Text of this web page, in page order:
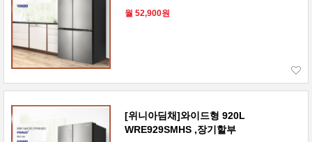
월 52,900원
[위니아딤채]와이드형 920L
WRE929SMHS ,장기할부